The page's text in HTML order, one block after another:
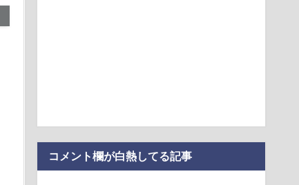
コメント欄が白熱してる記事